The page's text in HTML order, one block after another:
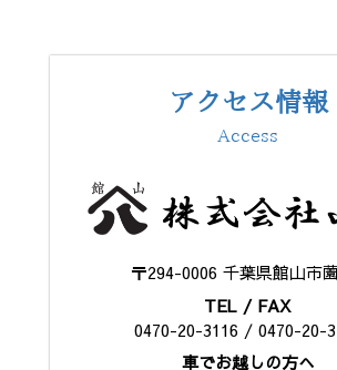
アクセス情報
Access
〒294-0006 千葉県館山市
TEL / FAX
0470-20-3116 / 0470-20-
車でお越しの方へ